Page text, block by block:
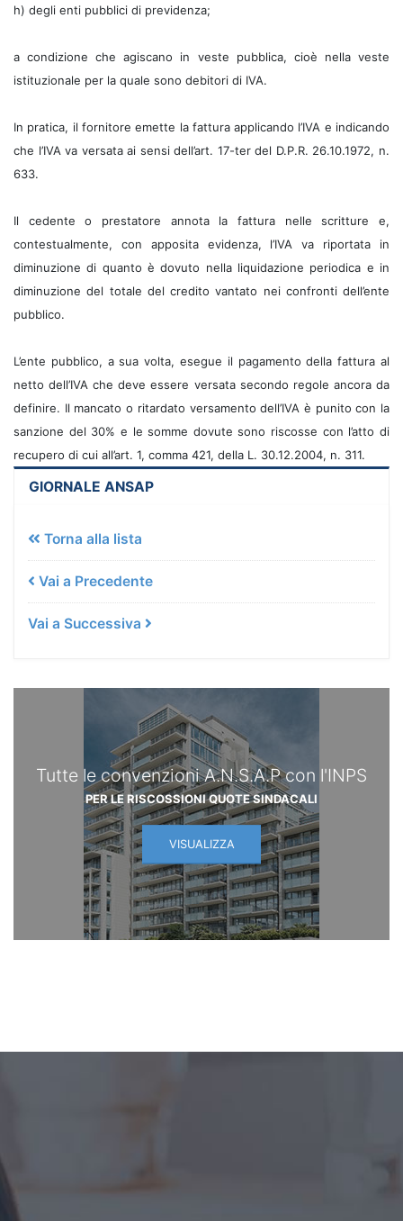
GIORNALE ANSAP
Torna alla lista
Vai a Precedente
Vai a Successiva
Tutte le convenzioni A.N.S.A.P con l'INPS
PER LE RISCOSSIONI QUOTE SINDACALI
VISUALIZZA
h) degli enti pubblici di previdenza;
a condizione che agiscano in veste pubblica, cioè nella veste
istituzionale per la quale sono debitori di IVA.
In pratica, il fornitore emette la fattura applicando l’IVA e indicando
che l’IVA va versata ai sensi dell’art. 17-ter del D.P.R. 26.10.1972, n.
633.
Il cedente o prestatore annota la fattura nelle scritture e,
contestualmente, con apposita evidenza, l’IVA va riportata in
diminuzione di quanto è dovuto nella liquidazione periodica e in
diminuzione del totale del credito vantato nei confronti dell’ente
pubblico.
L’ente pubblico, a sua volta, esegue il pagamento della fattura al
netto dell’IVA che deve essere versata secondo regole ancora da
definire. Il mancato o ritardato versamento dell’IVA è punito con la
sanzione del 30% e le somme dovute sono riscosse con l’atto di
recupero di cui all’art. 1, comma 421, della L. 30.12.2004, n. 311.